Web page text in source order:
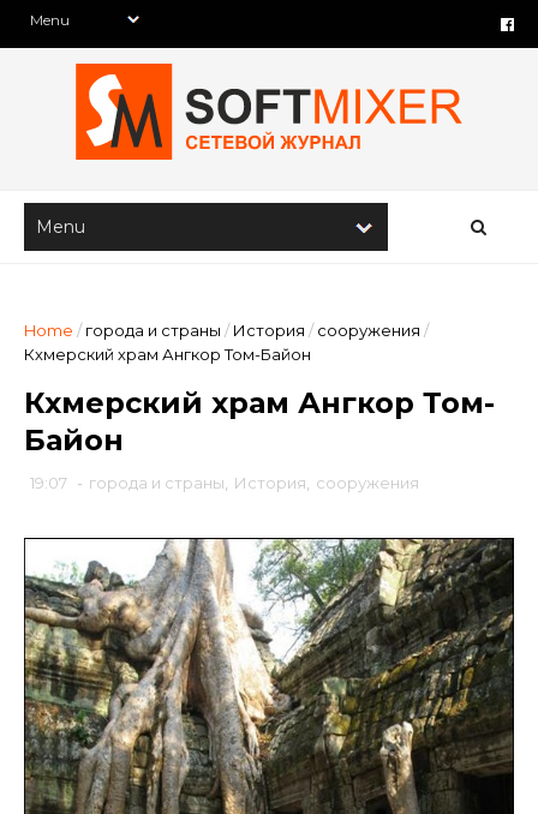
Home / города и страны / История / сооружения /
Кхмерский храм Ангкор Том-Байон
Кхмерский храм Ангкор Том-
Байон
19:07 - города и страны История сооружения